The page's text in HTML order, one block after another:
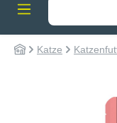
Katze
Bildergalerie